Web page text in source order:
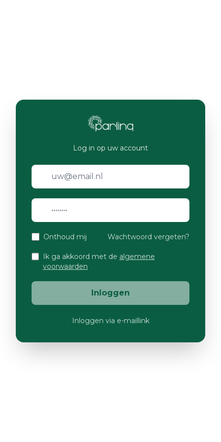
Log in op uw account
Onthoud mij Wachtwoord vergeten?
Ik ga akkoord met de algemene
voorwaarden
Inloggen
Inloggen via e-maillink